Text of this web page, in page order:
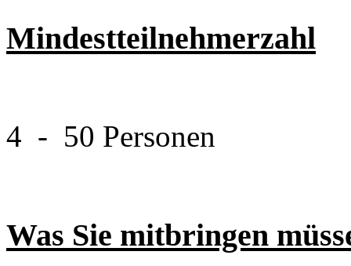
Mindestteilnehmerzahl
4 - 50 Personen
Was Sie mitbringen